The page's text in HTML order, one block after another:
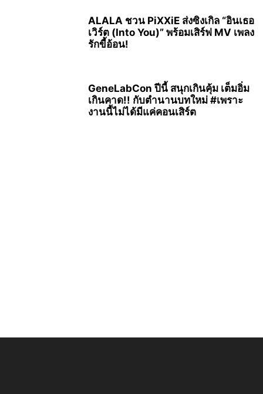
ALALA ชวน PiXXiE ส่งซิงเกิล “อินเธอ
เวิร์ต (Into You)” พร้อมเสิร์ฟ MV เพลง
รักขี้อ้อน!
GeneLabCon ปีนี้ สนุกเกินคุ้ม เต็มอิ่ม
เกินคาด!! กับตำนานบทใหม่ #เพราะ
งานนี้ไม่ได้มีแค่คอนเสิร์ต